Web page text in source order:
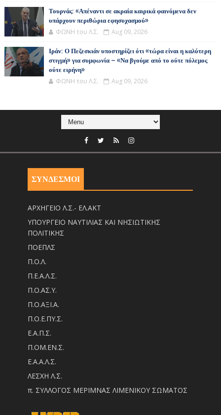
Τουρνάς: «Απέναντι σε ακραία καιρικά φαινόμενα δεν
υπάρχουν περιθώρια εφησυχασμού»
ΦΩΝΗ του Λ.Σ. Aug 09, 2026
Ιράν: Ο Πεζεσκιάν υποστηρίζει ότι «τώρα είναι η καλύτερη
στιγμή» για συμφωνία – «Να βγούμε από το ούτε πόλεμος
ούτε ειρήνη»
ΦΩΝΗ του Λ.Σ. Aug 09, 2026
ΣΥΝΔΕΣΜΟΙ
ΑΡΧΗΓΕΙΟ Λ.Σ.- ΕΛ.ΑΚΤ
ΥΠΟΥΡΓΕΙΟ ΝΑΥΤΙΛΙΑΣ ΚΑΙ ΝΗΣΙΩΤΙΚΗΣ
ΠΟΛΙΤΙΚΗΣ
ΠΟΕΠΛΣ
Π.Ο.Λ.
Π.Ε.Α.Λ.Σ.
Π.Ο.ΑΣ.Υ.
Π.Ο.ΑΞΙ.Α.
Π.Ο.Ε.ΠΥ.Σ.
Ε.Α.Π.Σ.
Π.ΟM.EN.Σ.
Ε.Α.Α.Λ.Σ.
ΛΕΣΧΗ Λ.Σ.
π. ΣΥΛΛΟΓΟΣ ΜΕΡΙΜΝΑΣ ΛΙΜΕΝΙΚΟΥ ΣΩΜΑΤΟΣ